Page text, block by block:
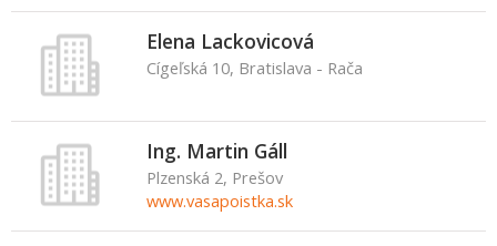
Elena Lackovicová
Cígeľská 10, Bratislava - Rača
Ing. Martin Gáll
Plzenská 2, Prešov
www.vasapoistka.sk